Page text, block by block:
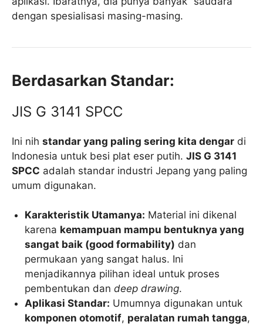
dengan spesialisasi masing-masing.
Berdasarkan Standar:
JIS G 3141 SPCC
Ini nih standar yang paling sering kita dengar di
Indonesia untuk besi plat eser putih. JIS G 3141
SPCC adalah standar industri Jepang yang paling
umum digunakan.
Karakteristik Utamanya: Material ini dikenal
karena kemampuan mampu bentuknya yang
sangat baik (good formability) dan
permukaan yang sangat halus. Ini
menjadikannya pilihan ideal untuk proses
pembentukan dandeep drawing.
Aplikasi Standar: Umumnya digunakan untuk
komponen otomotif, peralatan rumah tangga,